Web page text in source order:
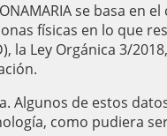
se basa en
físicas en lo que
la Ley Orgánica 3/
Algunos de estos
como pudiera